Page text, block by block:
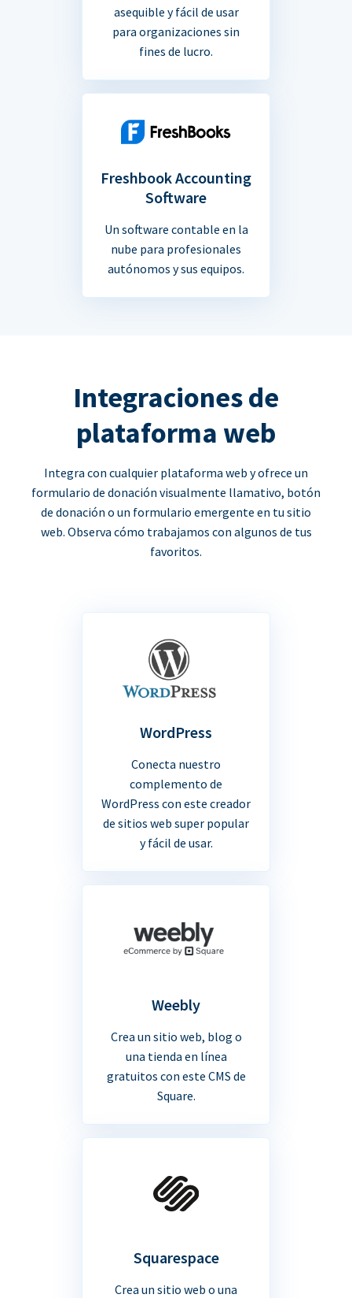
asequible y fácil de usar
para organizaciones sin
fines de lucro.
Freshbook Accounting
Software
Un software contable en la
nube para profesionales
autónomos y sus equipos.
Integraciones de
plataforma web
Integra con cualquier plataforma web y ofrece un
formulario de donación visualmente llamativo, botón
de donación o un formulario emergente en tu sitio
web. Observa cómo trabajamos con algunos de tus
favoritos.
WordPress
Conecta nuestro
complemento de
WordPress con este creador
de sitios web super popular
y fácil de usar.
Weebly
Crea un sitio web, blog o
una tienda en línea
gratuitos con este CMS de
Square.
Squarespace
Crea un sitio web o una